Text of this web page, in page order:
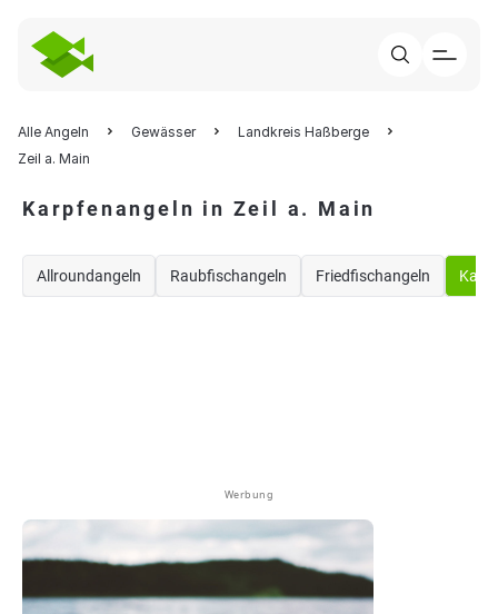
Alle Angeln Gewässer
Landkreis Haßberge
Zeil a. Main
Karpfenangeln in Zeil a. Main
Allroundangeln Raubfischangeln Friedfischangeln
Werbung